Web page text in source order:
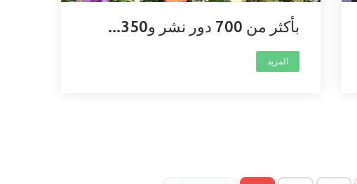
بأكثر من 700 دور نشر و350...
المزيد